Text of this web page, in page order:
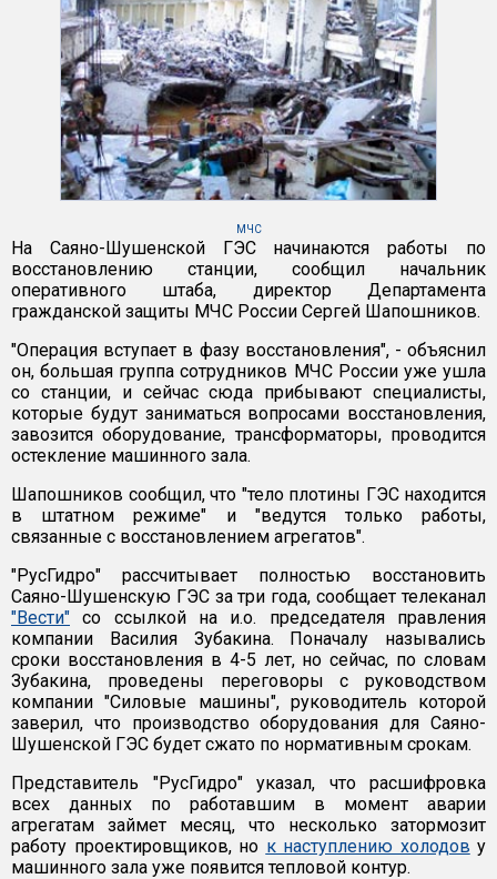
МЧС
На Саяно-Шушенской ГЭС начинаются работы по
восстановлению станции, сообщил начальник
оперативного штаба, директор Департамента
гражданской защиты МЧС России Сергей Шапошников.
"Операция вступает в фазу восстановления", - объяснил
он, большая группа сотрудников МЧС России уже ушла
со станции, и сейчас сюда прибывают специалисты,
которые будут заниматься вопросами восстановления,
завозится оборудование, трансформаторы, проводится
остекление машинного зала.
Шапошников сообщил, что "тело плотины ГЭС находится
в штатном режиме" и "ведутся только работы,
связанные с восстановлением агрегатов".
"РусГидро" рассчитывает полностью восстановить
Саяно-Шушенскую ГЭС за три года, сообщает телеканал
"Вести" со ссылкой на и.о. председателя правления
компании Василия Зубакина. Поначалу назывались
сроки восстановления в 4-5 лет, но сейчас, по словам
Зубакина, проведены переговоры с руководством
компании "Силовые машины", руководитель которой
заверил, что производство оборудования для Саяно-
Шушенской ГЭС будет сжато по нормативным срокам.
Представитель "РусГидро" указал, что расшифровка
всех данных по работавшим в момент аварии
агрегатам займет месяц, что несколько затормозит
работу проектировщиков, но к наступлению холодов у
машинного зала уже появится тепловой контур.